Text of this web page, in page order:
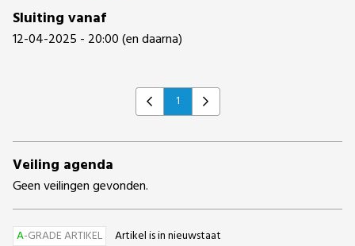
Sluiting vanaf
12-04-2025 - 20:00 (en daarna)
Previous
1 Next
Veiling agenda
Geen veilingen gevonden.
A-GRADE ARTIKEL
Artikel is in nieuwstaat